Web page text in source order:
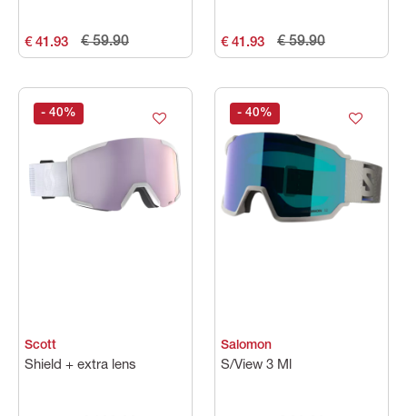
€ 41.93 € 59.90 € 41.93 € 59.90
Scott
Shield + extra lens
- 40%
Salomon
S/View 3 Ml
- 40%